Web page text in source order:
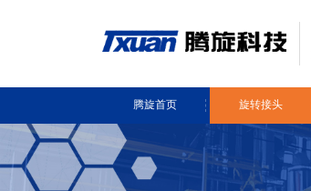
腾旋首页 旋转接头
水用旋转接头